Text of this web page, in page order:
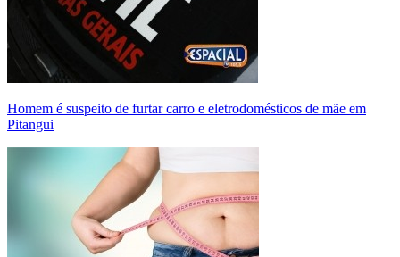
Homem é suspeito de furtar carro e eletrodomésticos de mãe em
Pitangui